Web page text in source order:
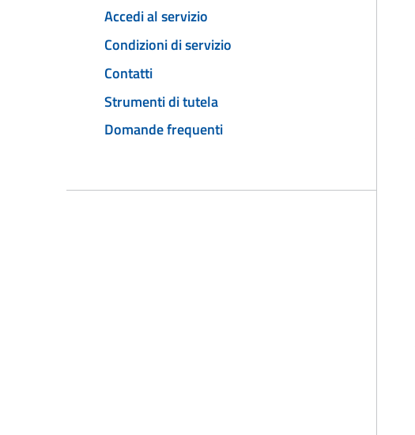
Accedi al servizio
Condizioni di servizio
Contatti
Strumenti di tutela
Domande frequenti